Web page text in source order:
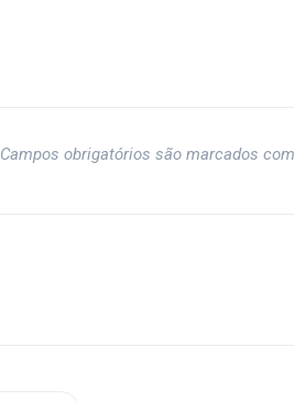
Campos obrigatórios são marcados com